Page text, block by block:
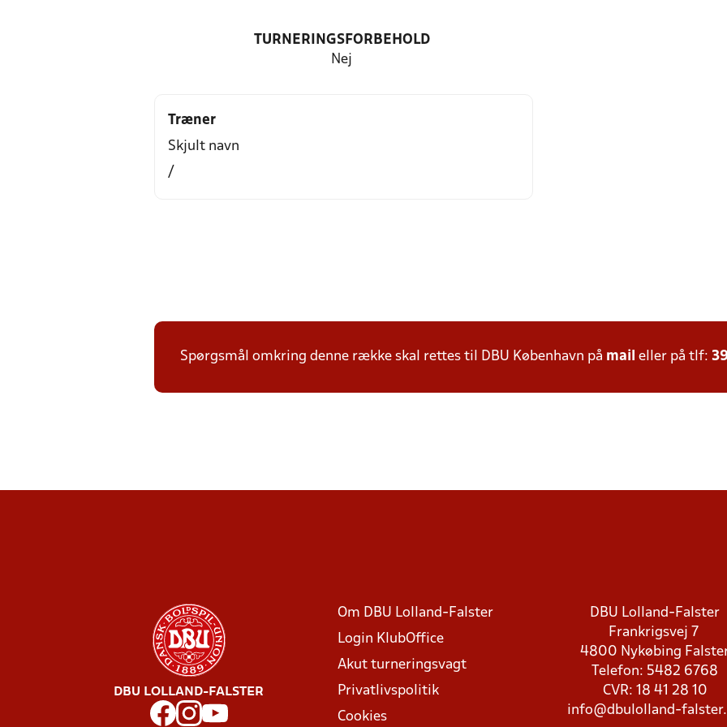
TURNERINGSFORBEHOLD
Nej
Træner
Skjult navn
/
Spørgsmål omkring denne række skal rettes til DBU København på mail eller på tlf:
DBU LOLLAND-FALSTER
Om DBU Lolland-Falster
Login KlubOffice
Akut turneringsvagt
Privatlivspolitik
Cookies
DBU Lolland-Falster
Frankrigsvej 7
4800 Nykøbing
Telefon: 5482 6768
CVR: 18 41 28 10
info@dbulolland-